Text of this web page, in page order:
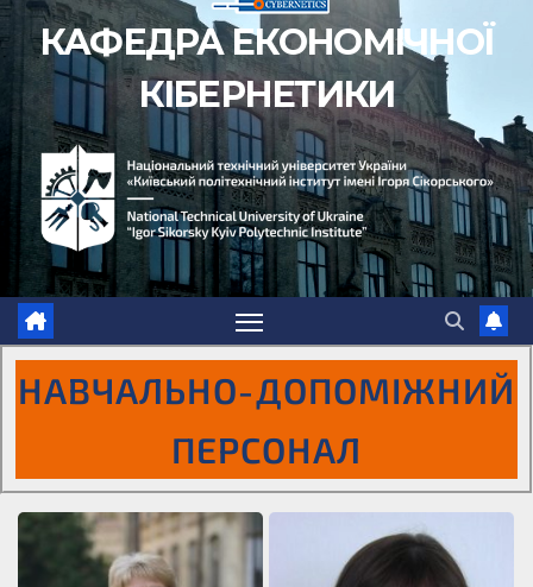
КАФЕДРА ЕКОНОМІЧНОЇ
КІБЕРНЕТИКИ
НАВЧАЛЬНО-ДОПОМІЖНИЙ
ПЕРСОНАЛ